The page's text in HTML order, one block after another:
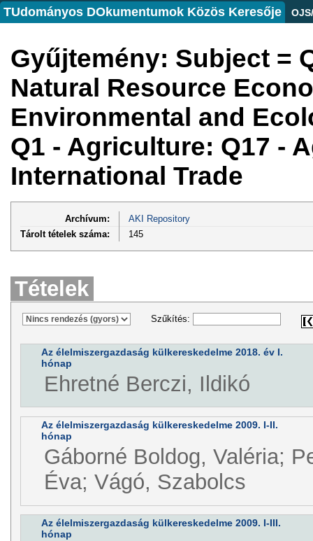
TUdományos DOkumentumok Közös Keresője
Gyűjtemény: Subject =
Natural Resource
Environmental and
Q1 - Agriculture: Q17 -
International Trade
Archívum:
AKI Repository
Tárolt tételek száma:
145
Tételek
Szűkítés:
Az élelmiszergazdaság külkereskedelme 2018. év I.
hónap
Ehretné Berczi, Ildikó
Az élelmiszergazdaság külkereskedelme 2009. I-II.
hónap
Gáborné Boldog, Valéria;
Éva; Vágó, Szabolcs
Az élelmiszergazdaság külkereskedelme 2009. I-III.
hónap